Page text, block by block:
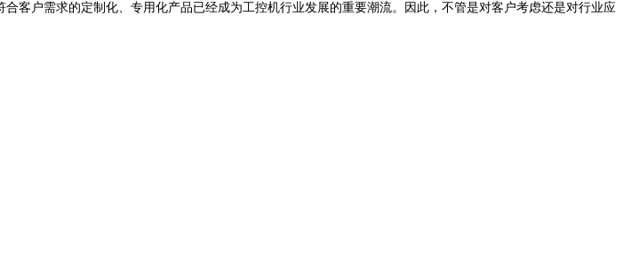
客户需求的定制化、专用化产品已经成为工控机行业发展的重要潮流。因此，不管是对客户考虑还是对行业应